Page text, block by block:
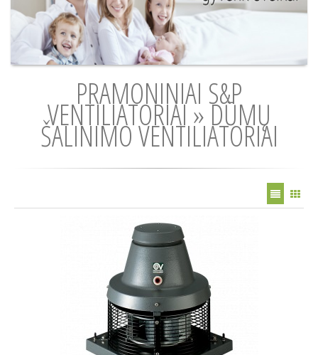
PRAMONINIAI S&P
VENTILIATORIAI » DŪMŲ
ŠALINIMO VENTILIATORIAI